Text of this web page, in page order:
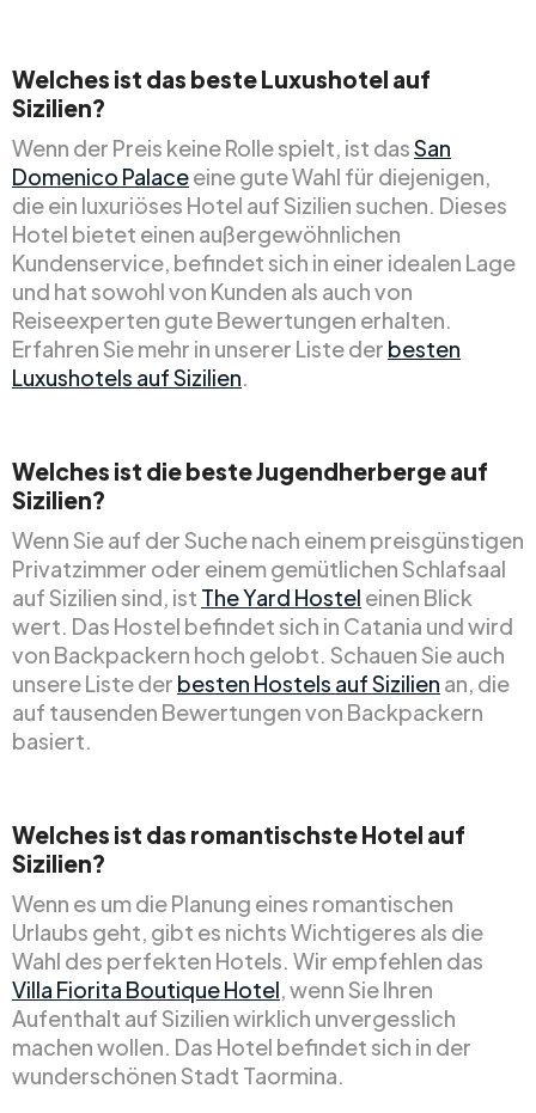
Welches ist das beste Luxushotel auf
Sizilien?
Wenn der Preis keine Rolle spielt, ist dasSan
Domenico Palaceeine gute Wahl für diejenigen,
die ein luxuriöses Hotel auf Sizilien suchen. Dieses
Hotel bietet einen außergewöhnlichen
Kundenservice, befindet sich in einer idealen Lage
und hat sowohl von Kunden als auch von
Reiseexperten gute Bewertungen erhalten.
Erfahren Sie mehr in unserer Liste der besten
Luxushotels auf Sizilien.
Welches ist die beste Jugendherberge auf
Sizilien?
Wenn Sie auf der Suche nach einem preisgünstigen
Privatzimmer oder einem gemütlichen Schlafsaal
auf Sizilien sind, ist The Yard Hostel einen Blick
wert. Das Hostel befindet sich in Catania und wird
von Backpackern hoch gelobt. Schauen Sie auch
unsere Liste der besten Hostels auf Sizilien an, die
auf tausenden Bewertungen von Backpackern
basiert.
Welches ist das romantischste Hotel auf
Sizilien?
Wenn es um die Planung eines romantischen
Urlaubs geht, gibt es nichts Wichtigeres als die
Wahl des perfekten Hotels. Wir empfehlen das
Villa Fiorita Boutique Hotel, wenn Sie Ihren
Aufenthalt auf Sizilien wirklich unvergesslich
machen wollen. Das Hotel befindet sich in der
wunderschönen Stadt Taormina.